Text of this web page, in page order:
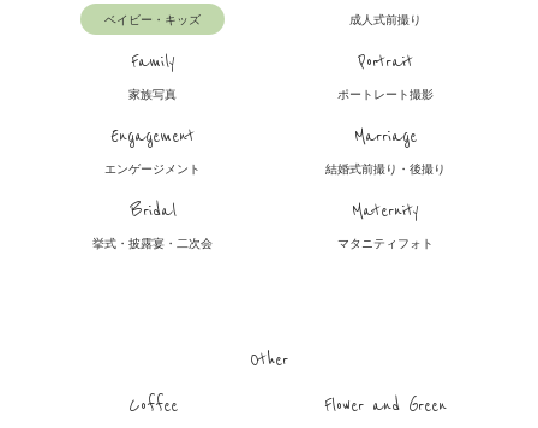
ベイビー・キッズ 成人式前撮り
Family
家族写真
Portrait
ポートレート撮影
Engagement
エンゲージメント
Marriage
結婚式前撮り・後撮り
Bridal
挙式・披露宴・二次会
Maternity
マタニティフォト
Other
Coffee
Flower and Green